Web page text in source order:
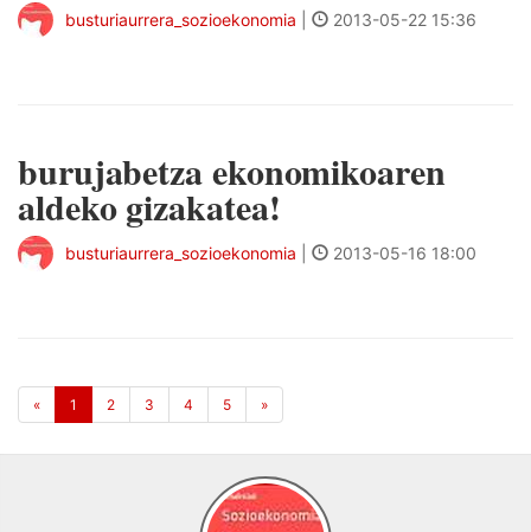
busturiaurrera_sozioekonomia 2013-05-22 15:36
burujabetza ekonomikoaren
aldeko gizakatea!
busturiaurrera_sozioekonomia 2013-05-16 18:00
« 1 2 3 4 5 »